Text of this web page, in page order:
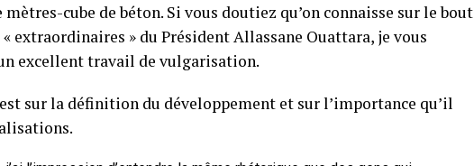
cube de béton. Si vous doutiez qu’on connaisse sur le bout
extraordinaires » du Président Allassane Ouattara, je vous
excellent travail de vulgarisation.
sur la définition du développement et sur l’importance qu’il